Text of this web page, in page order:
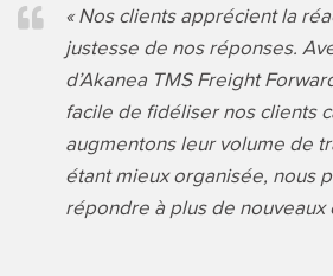
« Nos clients apprécient la
justesse de nos réponses.
d’Akanea TMS Freight
facile de fidéliser nos clients
augmentons leur volume de
étant mieux organisée, nous
répondre à plus de nouveaux